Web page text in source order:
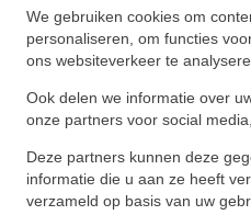
We gebruiken cookies om
personaliseren, om functies
ons websiteverkeer te
Ook delen we informatie over
onze partners voor social
Deze partners kunnen deze
informatie die u aan ze heeft
verzameld op basis van uw
IBB
★★
★★
Schrijf